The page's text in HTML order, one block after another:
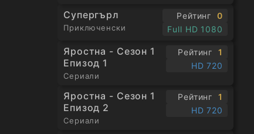
Супергърл
Приключенски
Рейтинг
0
Full HD 1080
Яростна - Сезон 1
Епизод 1
Сериали
Рейтинг
1
HD 720
Яростна - Сезон 1
Епизод 2
Сериали
Рейтинг
1
HD 720